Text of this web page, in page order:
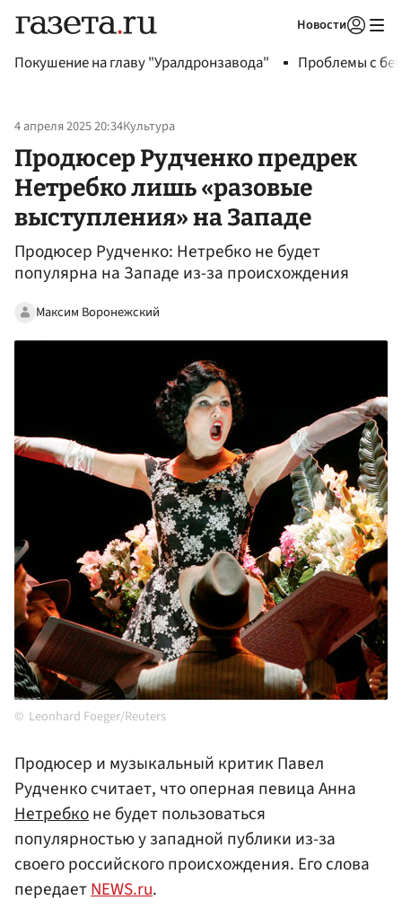
Новости
Покушение на главу "Уралдронзавода" Проблемы с
4 апреля 2025 20:34Культура
Продюсер Рудченко предрек
Нетребко лишь «разовые
выступления» на Западе
Продюсер Рудченко: Нетребко не будет
популярна на Западе из-за происхождения
Максим Воронежский
Leonhard Foeger/Reuters
Продюсер и музыкальный критик Павел
Рудченко считает, что оперная певица Анна
Нетребконе будет пользоваться
популярностью у западной публики из-за
своего российского происхождения. Его слова
передаетNEWS.ru.